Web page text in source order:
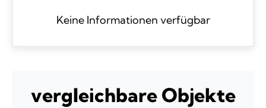
Keine Informationen verfügbar
vergleichbare Objekte